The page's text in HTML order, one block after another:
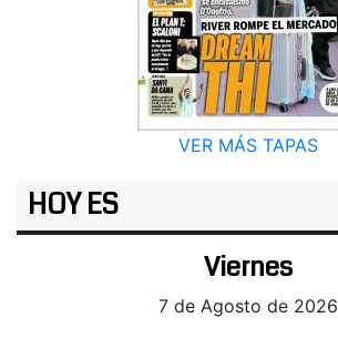
VER MÁS TAPAS
HOY ES
Viernes
7 de Agosto de 2026